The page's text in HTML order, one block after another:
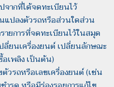
ากที่ได้จดทะเบียนไว้
แปลงตัวรถหรือส่วนใดส่วน
ายการที่จดทะเบียนไว้ในสมุด
ลี่ยนเครื่องยนต์ เปลี่ยนลักษณะ
เพลิง เป็นต้น)
วรถหรือเลขเครื่องยนต์ (เช่น